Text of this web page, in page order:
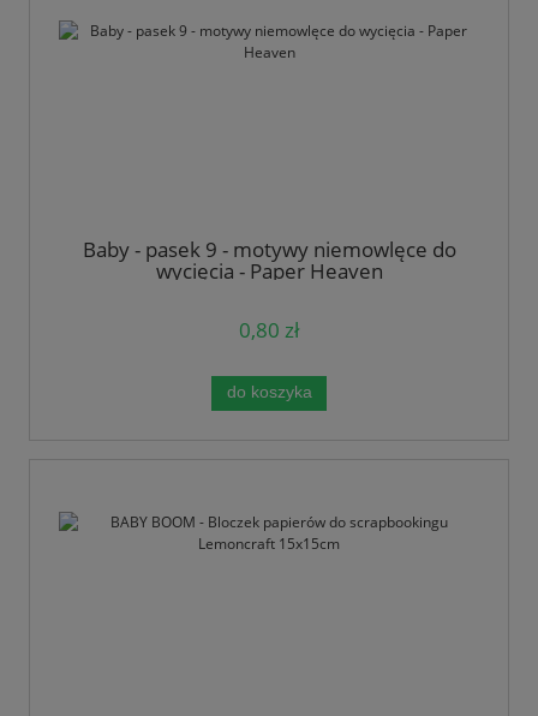
Baby - pasek 9 - motywy niemowlęce do
wycięcia - Paper Heaven
0,80 zł
do koszyka